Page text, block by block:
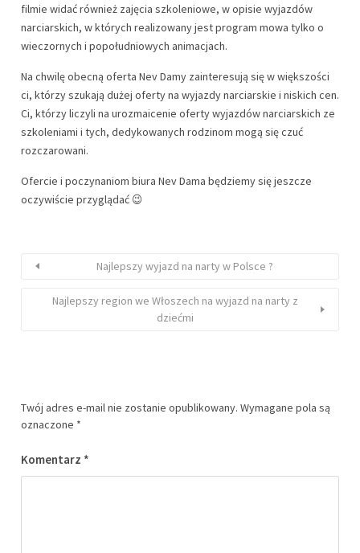
filmie widać również zajęcia szkoleniowe, w opisie wyjazdów
narciarskich, w których realizowany jest program mowa tylko o
wieczornych i popołudniowych animacjach.
Na chwilę obecną oferta Nev Damy zainteresują się w większości
ci, którzy szukają dużej oferty na wyjazdy narciarskie i niskich cen.
Ci, którzy liczyli na urozmaicenie oferty wyjazdów narciarskich ze
szkoleniami i tych, dedykowanych rodzinom mogą się czuć
rozczarowani.
Ofercie i poczynaniom biura Nev Dama będziemy się jeszcze
oczywiście przyglądać 😉
Najlepszy wyjazd na narty w Polsce ?
Najlepszy region we Włoszech na wyjazd na narty z
dziećmi
Twój adres e-mail nie zostanie opublikowany. Wymagane pola są
oznaczone *
Komentarz *